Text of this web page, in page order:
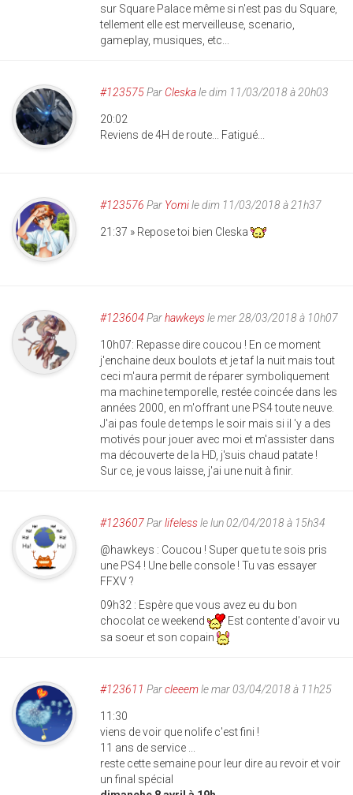
sur Square Palace même si n'est pas du Square,
tellement elle est merveilleuse, scenario,
gameplay, musiques, etc...
#123575Par Cleskale dim 11/03/2018 à 20h03
20:02
Reviens de 4H de route... Fatigué...
#123576 Par Yomile dim 11/03/2018 à 21h37
21:37 » Repose toi bien Cleska
#123604 Parhawkeysle mer 28/03/2018 à 10h07
10h07: Repasse dire coucou ! En ce moment
j'enchaine deux boulots et je taf la nuit mais tout
ceci m'aura permit de réparer symboliquement
ma machine temporelle, restée coincée dans les
années 2000, en m'offrant une PS4 toute neuve.
J'ai pas foule de temps le soir mais si il 'y a des
motivés pour jouer avec moi et m'assister dans
ma découverte de la HD, j'suis chaud patate !
Sur ce, je vous laisse, j'ai une nuit à finir.
#123607Parlifelessle lun 02/04/2018 à 15h34
@hawkeys : Coucou ! Super que tu te sois pris
une PS4 ! Une belle console ! Tu vas essayer
FFXV ?
09h32 : Espère que vous avez eu du bon
chocolat ce weekend
Est contente d'avoir vu
sa soeur et son copain
#123611 Parcleeemle mar 03/04/2018 à 11h25
11:30
viens de voir que nolife c'est fini !
11 ans de service ...
reste cette semaine pour leur dire au revoir et voir
un final spécial